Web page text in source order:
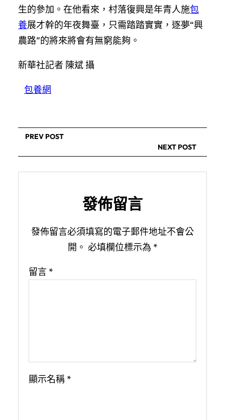
生的參加。在他看來，村落復興是年青人施包
養展才幹的年夜舞臺，只需踏踏實實，逐夢“興
農路”的將來將會有無窮能夠。
新華社記者 陳斌 攝
包養網
PREV POST
NEXT POST
發佈留言
發佈留言必須填寫的電子郵件地址不會公
開。 必填欄位標示為 *
留言 *
顯示名稱 *